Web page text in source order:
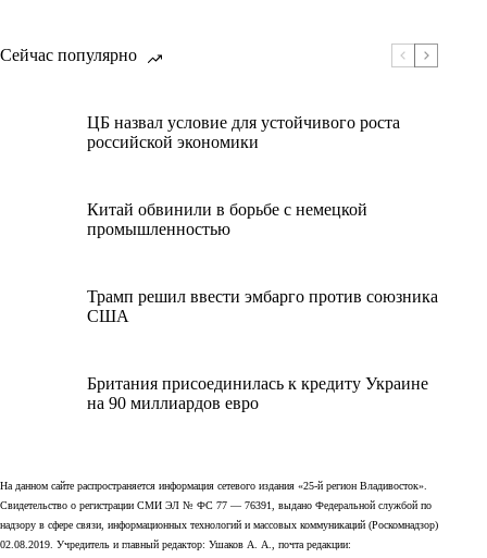
Сейчас популярно
ЦБ назвал условие для устойчивого роста
российской экономики
Китай обвинили в борьбе с немецкой
промышленностью
Трамп решил ввести эмбарго против союзника
США
Британия присоединилась к кредиту Украине
на 90 миллиардов евро
На данном сайте распространяется информация сетевого издания «25-й регион Владивосток».
Свидетельство о регистрации СМИ ЭЛ № ФС 77 — 76391, выдано Федеральной службой по
надзору в сфере связи, информационных технологий и массовых коммуникаций (Роскомнадзор)
02.08.2019. Учредитель и главный редактор: Ушаков А. А., почта редакции: